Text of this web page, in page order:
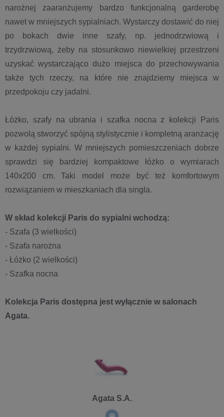
narożnej zaaranżujemy bardzo funkcjonalną garderobę
nawet w mniejszych sypialniach. Wystarczy dostawić do niej
po bokach dwie inne szafy, np. jednodrzwiową i
trzydrzwiową, żeby na stosunkowo niewielkiej przestrzeni
uzyskać wystarczająco dużo miejsca do przechowywania
także tych rzeczy, na które nie znajdziemy miejsca w
przedpokoju czy jadalni.
Łóżko, szafy na ubrania i szafka nocna z kolekcji Paris
pozwolą stworzyć spójną stylistycznie i kompletną aranżację
w każdej sypialni. W mniejszych pomieszczeniach dobrze
sprawdzi się bardziej kompaktowe łóżko o wymiarach
140x200 cm. Taki model może być też komfortowym
rozwiązaniem w mieszkaniach dla singla.
W skład kolekcji Paris do sypialni wchodzą:
- Szafa (3 wielkości)
- Szafa narożna
- Łóżko (2 wielkości)
- Szafka nocna
Kolekcja Paris dostępna jest wyłącznie w salonach
Agata.
Agata S.A.